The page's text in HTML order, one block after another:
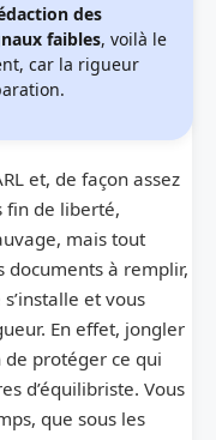
des
faibles, voilà le
car la rigueur
et, de façon assez
fin de liberté,
mais tout
documents à remplir,
et vous
En effet, jongler
de protéger ce qui
d’équilibriste. Vous
que sous les